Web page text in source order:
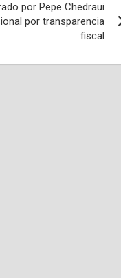
por Pepe Chedraui
por transparencia
fiscal